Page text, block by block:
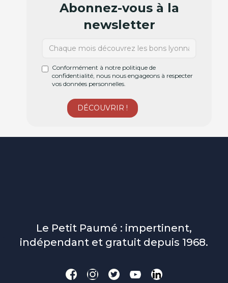
Abonnez-vous à la
newsletter
Conformément à notre politique de
confidentialité, nous nous engageons à respecter
vos données personnelles.
Le Petit Paumé : impertinent,
indépendant et gratuit depuis 1968.